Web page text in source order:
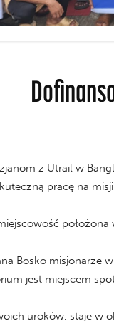
z Utrail w
pracę na
Bosko misjonarze
jest miejscem
uroków, staje w